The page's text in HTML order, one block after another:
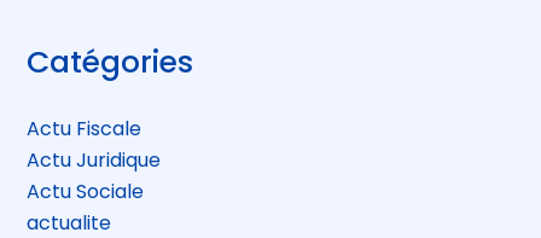
Blog
sidebar
Catégories
Actu Fiscale
Actu Juridique
Actu Sociale
actualite